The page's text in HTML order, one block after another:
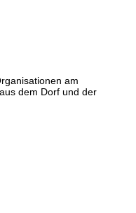
am
dem Dorf und der